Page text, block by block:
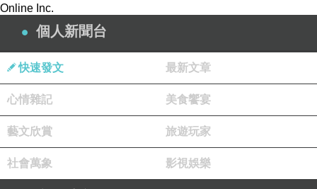
Online Inc.
個人新聞台
快速發文 最新文章
心情雜記 美食饗宴
藝文欣賞 旅遊玩家
社會萬象 影視娛樂